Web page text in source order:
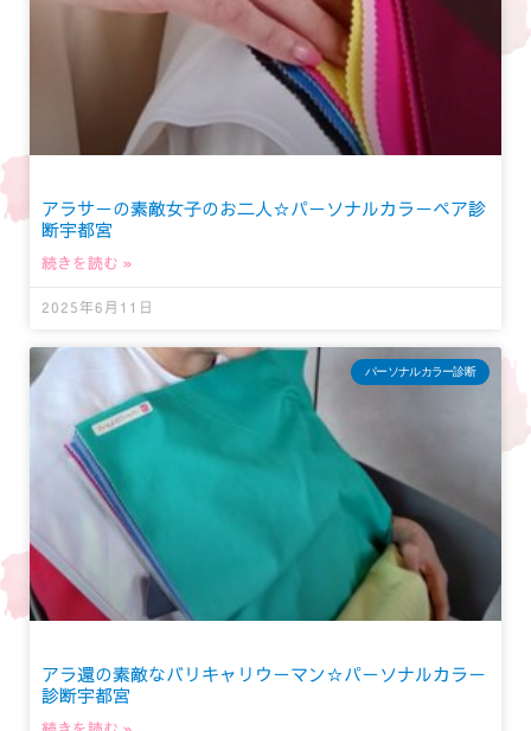
アラサーの素敵女子のお二人☆パーソナルカラーペア診
断宇都宮
続きを読む »
2025年6月11日
パーソナルカラー診断
アラ還の素敵なバリキャリウーマン☆パーソナルカラー
診断宇都宮